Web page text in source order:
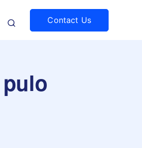
Contact Us